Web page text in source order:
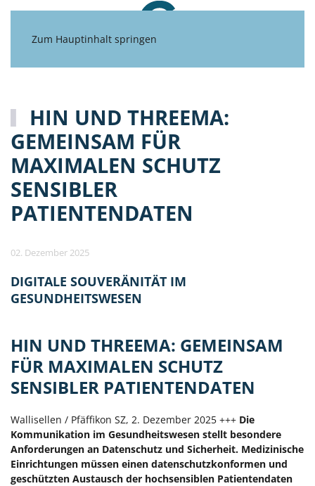
Zum Hauptinhalt springen
HIN UND THREEMA:
GEMEINSAM FÜR
MAXIMALEN SCHUTZ
SENSIBLER
PATIENTENDATEN
02. Dezember 2025
DIGITALE SOUVERÄNITÄT IM
GESUNDHEITSWESEN
HIN UND THREEMA: GEMEINSAM
FÜR MAXIMALEN SCHUTZ
SENSIBLER PATIENTENDATEN
Wallisellen / Pfäffikon SZ, 2. Dezember 2025 +++ Die
Kommunikation im Gesundheitswesen stellt besondere
Anforderungen an Datenschutz und Sicherheit. Medizinische
Einrichtungen müssen einen datenschutzkonformen und
geschützten Austausch der hochsensiblen Patientendaten